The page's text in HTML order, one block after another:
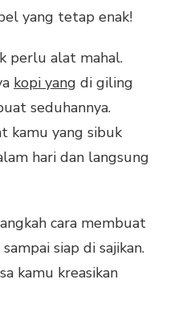
DI
yang tetap enak!
perlu alat mahal.
kopi yang di giling
seduhannya.
kamu yang sibuk
hari dan langsung
cara membuat
siap di sajikan.
kamu kreasikan